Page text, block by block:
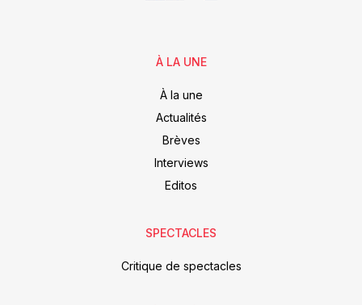
À LA UNE
À la une
Actualités
Brèves
Interviews
Editos
SPECTACLES
Critique de spectacles